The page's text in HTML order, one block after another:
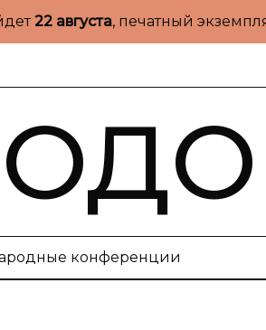
22 августа, печатный
конференции